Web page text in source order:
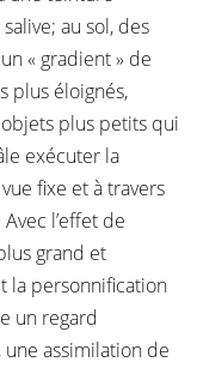
au sol, des
« gradient » de
plus éloignés,
plus petits qui
exécuter la
fixe et à travers
l’effet de
grand et
la personnification
un regard
assimilation de